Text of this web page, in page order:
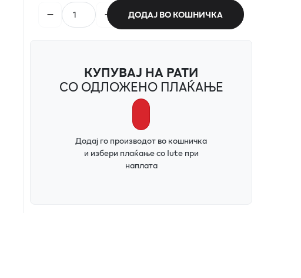
ДОДАЈ ВО КОШНИЧКА
КУПУВАЈ НА РАТИ
СО ОДЛОЖЕНО ПЛАЌАЊЕ
Додај го производот во кошничка
и избери плаќање со Iute при
наплата